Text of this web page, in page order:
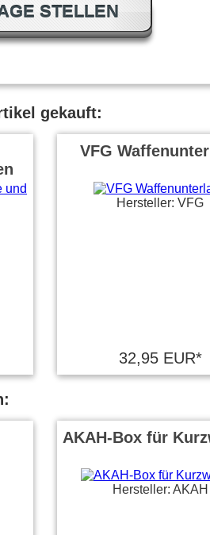
STELLEN
gekauft:
VFG
Hersteller: VFG
32,95 EUR*
AKAH-Box für
Hersteller: AKAH